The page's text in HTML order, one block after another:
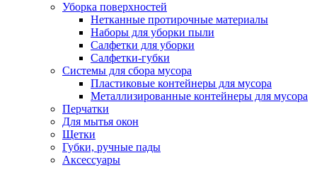
Уборка поверхностей
Нетканные протирочные материалы
Наборы для уборки пыли
Салфетки для уборки
Салфетки-губки
Системы для сбора мусора
Пластиковые контейнеры для мусора
Металлизированные контейнеры для мусора
Перчатки
Для мытья окон
Щетки
Губки, ручные пады
Аксессуары